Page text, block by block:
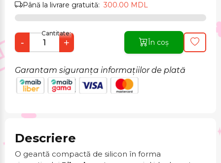
Până la livrare gratuită:300.00 MDL
Cantitate:
- + În coș
Garantam siguranța informațiilor de plată
Descriere
O geantă compactă de silicon în forma